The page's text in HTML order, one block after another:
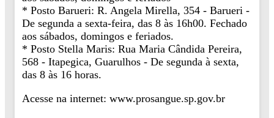
* Posto Barueri: R. Angela Mirella, 354 - Barueri -
De segunda a sexta-feira, das 8 às 16h00. Fechado
aos sábados, domingos e feriados.
* Posto Stella Maris: Rua Maria Cândida Pereira,
568 - Itapegica, Guarulhos - De segunda à sexta,
das 8 às 16 horas.
Acesse na internet: www.prosangue.sp.gov.br